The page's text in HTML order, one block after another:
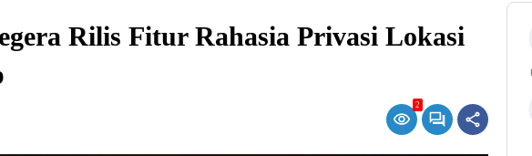
Rilis Fitur Rahasia Privasi Lokasi
2